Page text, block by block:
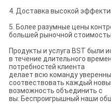
4. Доставка высокой
5. Более разумные цены
большей рыночной
Продукты и услуга BST были
в течение длительного
потребностей клиента
делает всю команду
соотвествовать каждый
возможность объединить с
вы: Беспроигрышный наши